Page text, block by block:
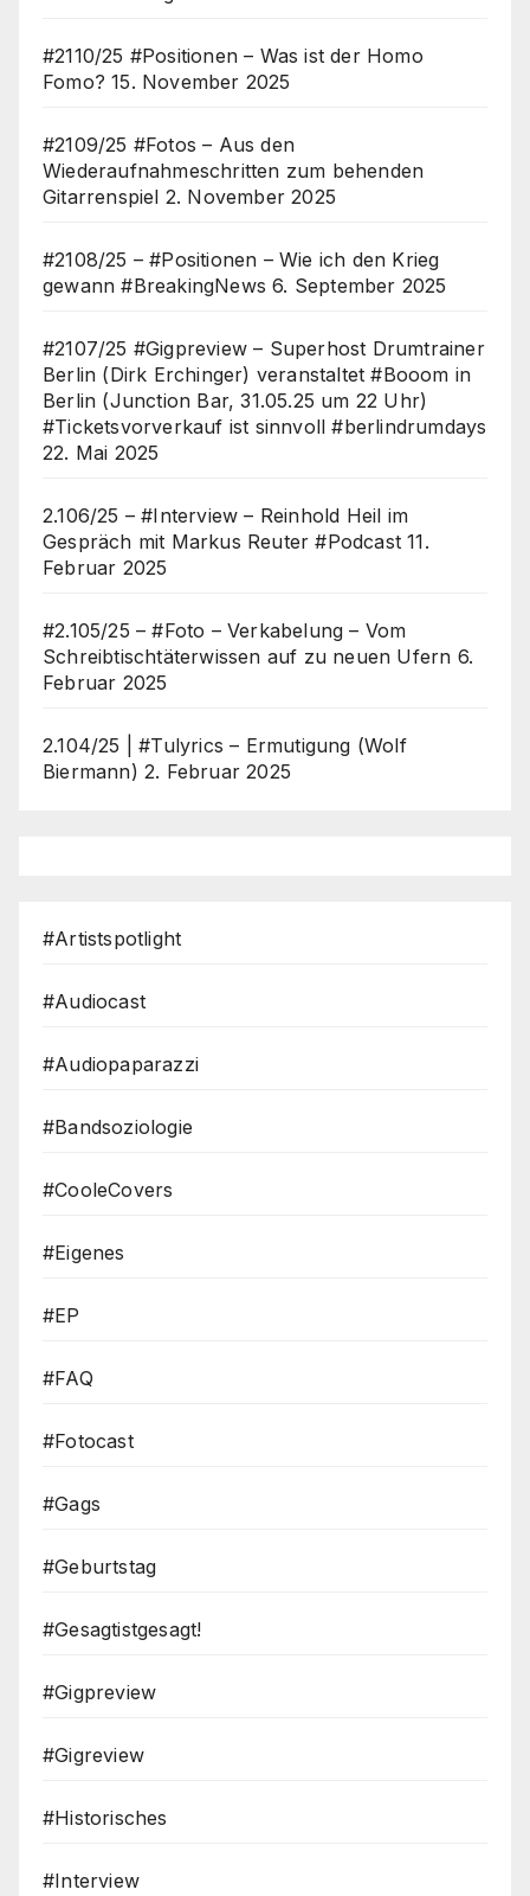
#2110/25 #Positionen – Was ist der Homo
Fomo? 15. November 2025
#2109/25 #Fotos – Aus den
Wiederaufnahmeschritten zum behenden
Gitarrenspiel 2. November 2025
#2108/25 – #Positionen – Wie ich den Krieg
gewann #BreakingNews 6. September 2025
#2107/25 #Gigpreview – Superhost Drumtrainer
Berlin (Dirk Erchinger) veranstaltet #Booom in
Berlin (Junction Bar, 31.05.25 um 22 Uhr)
#Ticketsvorverkauf ist sinnvoll #berlindrumdays
22. Mai 2025
2.106/25 – #Interview – Reinhold Heil im
Gespräch mit Markus Reuter #Podcast 11.
Februar 2025
#2.105/25 – #Foto – Verkabelung – Vom
Schreibtischtäterwissen auf zu neuen Ufern 6.
Februar 2025
2.104/25 | #Tulyrics – Ermutigung (Wolf
Biermann) 2. Februar 2025
#Artistspotlight
#Audiocast
#Audiopaparazzi
#Bandsoziologie
#CooleCovers
#Eigenes
#EP
#FAQ
#Fotocast
#Gags
#Geburtstag
#Gesagtistgesagt!
#Gigpreview
#Gigreview
#Historisches
#Interview